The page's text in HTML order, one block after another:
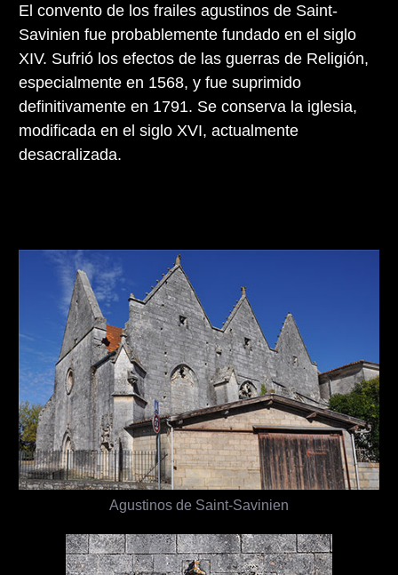
El convento de los frailes agustinos de Saint-
Savinien fue probablemente fundado en el siglo
XIV. Sufrió los efectos de las guerras de Religión,
especialmente en 1568, y fue suprimido
definitivamente en 1791. Se conserva la iglesia,
modificada en el siglo XVI, actualmente
desacralizada.
Agustinos de Saint-Savinien